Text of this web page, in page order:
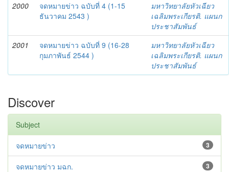
2000
จดหมายข่าว ฉบับที่ 4 (1-15
ธันวาคม 2543 )
มหาวิทยาลัยหัวเฉียว
เฉลิมพระเกียรติ. แผนก
ประชาสัมพันธ์
2001
จดหมายข่าว ฉบับที่ 9 (16-28
กุมภาพันธ์ 2544 )
มหาวิทยาลัยหัวเฉียว
เฉลิมพระเกียรติ. แผนก
ประชาสัมพันธ์
Discover
Subject
3
จดหมายข่าว
3
จดหมายข่าว มฉก.